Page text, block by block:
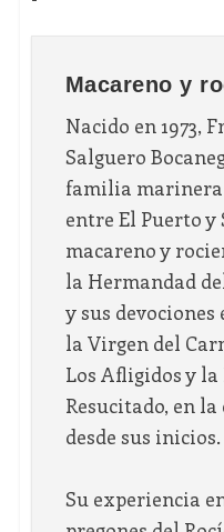
Macareno y
Nacido en 1973,
Salguero
familia marinera
entre El Puerto y
macareno y
la Hermandad
y sus
la Virgen del
Los Afligidos y
Resucitado, en
desde sus inicios.
Su experiencia